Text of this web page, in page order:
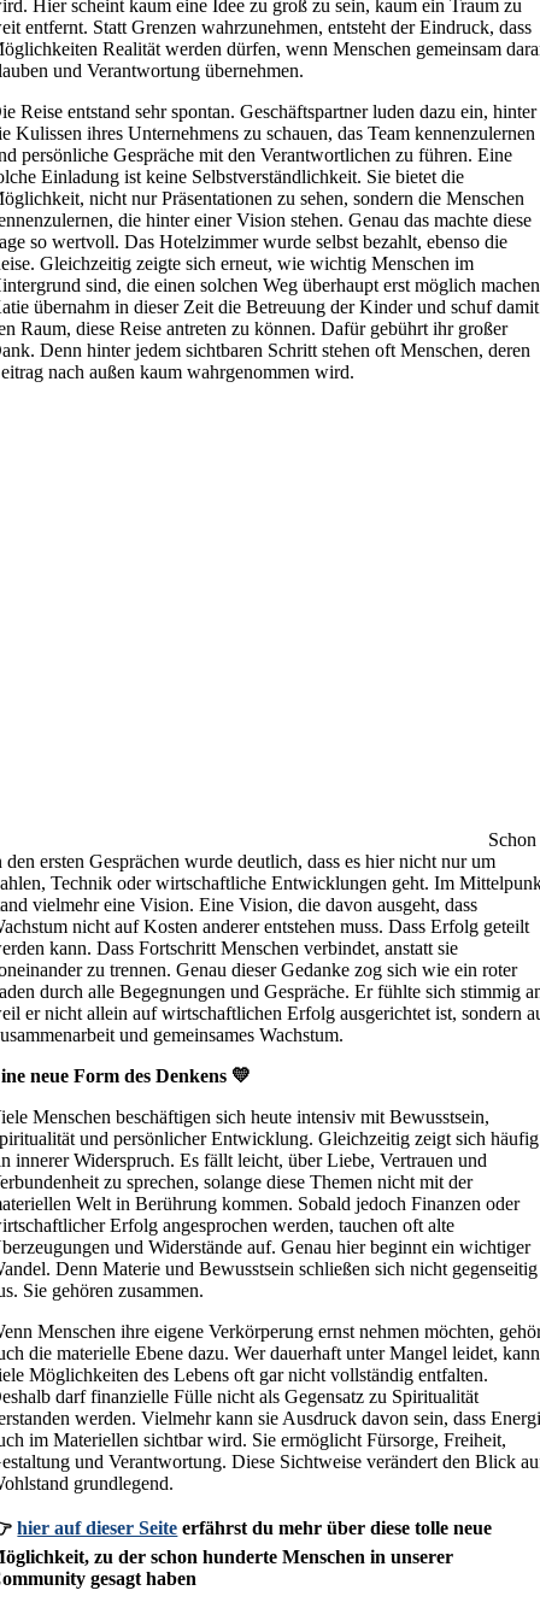
Hier scheint kaum eine Idee zu groß zu sein, kaum ein Traum zu
entfernt. Statt Grenzen wahrzunehmen, entsteht der Eindruck, dass
Realität werden dürfen, wenn Menschen gemeinsam
und Verantwortung übernehmen.
Reise entstand sehr spontan. Geschäftspartner luden dazu ein, hinter
Kulissen ihres Unternehmens zu schauen, das Team kennenzulernen
persönliche Gespräche mit den Verantwortlichen zu führen. Eine
Einladung ist keine Selbstverständlichkeit. Sie bietet die
nicht nur Präsentationen zu sehen, sondern die Menschen
die hinter einer Vision stehen. Genau das machte diese
so wertvoll. Das Hotelzimmer wurde selbst bezahlt, ebenso die
Gleichzeitig zeigte sich erneut, wie wichtig Menschen im
sind, die einen solchen Weg überhaupt erst möglich
übernahm in dieser Zeit die Betreuung der Kinder und schuf damit
Raum, diese Reise antreten zu können. Dafür gebührt ihr großer
Denn hinter jedem sichtbaren Schritt stehen oft Menschen, deren
nach außen kaum wahrgenommen wird.
Schon
den ersten Gesprächen wurde deutlich, dass es hier nicht nur um
Technik oder wirtschaftliche Entwicklungen geht. Im
vielmehr eine Vision. Eine Vision, die davon ausgeht, dass
nicht auf Kosten anderer entstehen muss. Dass Erfolg geteilt
kann. Dass Fortschritt Menschen verbindet, anstatt sie
zu trennen. Genau dieser Gedanke zog sich wie ein roter
durch alle Begegnungen und Gespräche. Er fühlte sich stimmig
er nicht allein auf wirtschaftlichen Erfolg ausgerichtet ist, sondern
und gemeinsames Wachstum.
neue Form des Denkens 💛
Menschen beschäftigen sich heute intensiv mit Bewusstsein,
und persönlicher Entwicklung. Gleichzeitig zeigt sich häufig
innerer Widerspruch. Es fällt leicht, über Liebe, Vertrauen und
zu sprechen, solange diese Themen nicht mit der
Welt in Berührung kommen. Sobald jedoch Finanzen oder
Erfolg angesprochen werden, tauchen oft alte
und Widerstände auf. Genau hier beginnt ein wichtiger
Denn Materie und Bewusstsein schließen sich nicht gegenseitig
Sie gehören zusammen.
Menschen ihre eigene Verkörperung ernst nehmen möchten,
die materielle Ebene dazu. Wer dauerhaft unter Mangel leidet, kann
Möglichkeiten des Lebens oft gar nicht vollständig entfalten.
darf finanzielle Fülle nicht als Gegensatz zu Spiritualität
werden. Vielmehr kann sie Ausdruck davon sein, dass
im Materiellen sichtbar wird. Sie ermöglicht Fürsorge, Freiheit,
und Verantwortung. Diese Sichtweise verändert den Blick
grundlegend.
hier auf dieser Seite erfährst du mehr über diese tolle neue
zu der schon hunderte Menschen in unserer
gesagt haben